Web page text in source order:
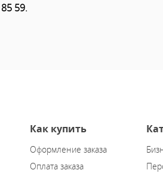
59.
Как купить
Оформление заказа
Оплата заказа